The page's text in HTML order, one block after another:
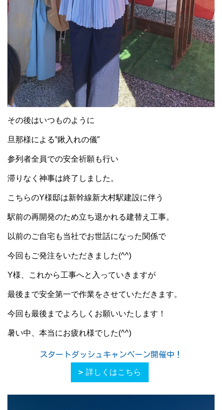
その後はいつものように
旦那様による‟鍬入れの儀”
参列者全員での安全祈願も行い
滞りなく神事は終了しました。
こちらのY様邸は新幹線新大村駅建設に伴う
駅前の再開発のため立ち退かれる建替え工事。
以前のご自宅も当社でお世話になった関係で
今回もご発注をいただきました(^^)
Y様、これから工事へと入っていきますが
最後まで安全第一で作業をさせていただきます。
今回も最後までよろしくお願いいたします！
暑い中、本当にお疲れ様でした(^^)
スタートダッシュキャンペーン開催中！
詳しくはこちら